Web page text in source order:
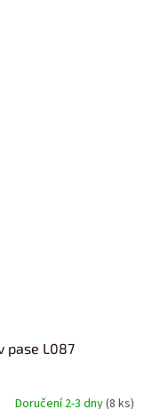
pase L087
Doručení 2-3 dny(8 ks)